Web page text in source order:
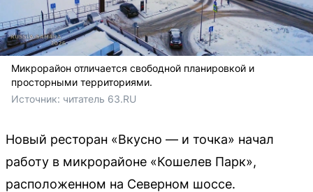
Микрорайон отличается свободной планировкой и
просторными территориями.
Источник: читатель 63.RU
Новый ресторан «Вкусно — и точка» начал
работу в микрорайоне «Кошелев Парк»,
расположенном на Северном шоссе.